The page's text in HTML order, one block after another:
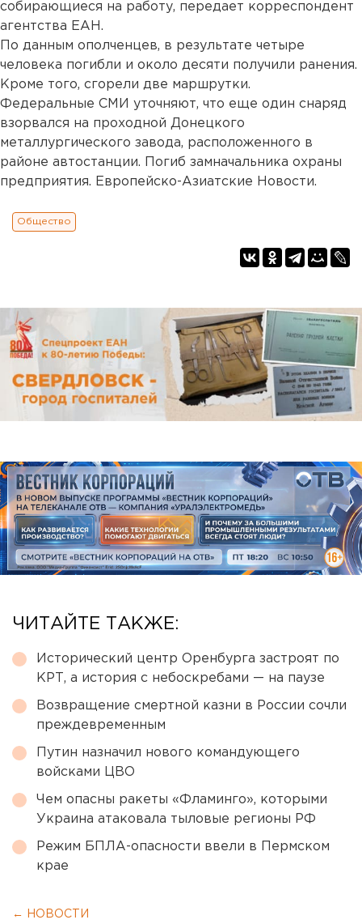
собирающиеся на работу, передает корреспондент
агентства ЕАН.
По данным ополченцев, в результате четыре
человека погибли и около десяти получили ранения.
Кроме того, сгорели две маршрутки.
Федеральные СМИ уточняют, что еще один снаряд
взорвался на проходной Донецкого
металлургического завода, расположенного в
районе автостанции. Погиб замначальника охраны
предприятия. Европейско-Азиатские Новости.
Общество
ЧИТАЙТЕ ТАКЖЕ:
Исторический центр Оренбурга застроят по
КРТ, а история с небоскребами — на паузе
Возвращение смертной казни в России сочли
преждевременным
Путин назначил нового командующего
войсками ЦВО
Чем опасны ракеты «Фламинго», которыми
Украина атаковала тыловые регионы РФ
Режим БПЛА-опасности ввели в Пермском
крае
← НОВОСТИ